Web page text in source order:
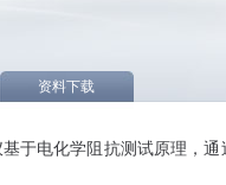
资料下载
于电化学阻抗测试原理，